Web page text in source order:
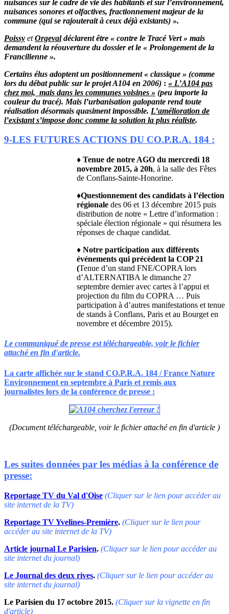
nuisances sur le cadre de vie des habitants et sur l’environnement,
nuisances sonores et olfactives, fractionnement majeur de la
commune (qui se rajouterait à ceux déjà existants) ».
Poissy et Orgevaldéclarent être « contre le Tracé Vert » mais
demandent la réouverture du dossier et le « Prolongement de la
Francilienne ».
Certains élus adoptent un positionnement « classique » (comme
lors du débat public sur le projet A104 en 2006) : « L’A104 pas
chez moi, mais dans les communes voisines » (peu importe la
couleur du tracé). Mais l’urbanisation galopante rend toute
réalisation désormais quasiment impossible. L’amélioration de
l’existant s’impose donc comme la solution la plus réaliste.
9-LES FUTURES ACTIONS DU CO.P.R.A. 184 :
♦ Tenue de notre AGO du mercredi 18
novembre 2015, à 20h, à la salle des Fêtes
de Conflans-Sainte-Honorine.
♦Questionnementdes candidats à l’élection
régionale des 06 et 13 décembre 2015 puis
distribution de notre « Lettre d’information :
spéciale élection régionale » qui résumera les
réponses de chaque candidat.
♦ Notre participation aux différents
événements qui précèdent la COP 21
(Tenue d’un stand FNE/COPRA lors
d’ALTERNATIBA le dimanche 27
septembre dernier avec cartes à l’appui et
projection du film du COPRA … Puis
participation à d’autres manifestations et tenue
de stands à Conflans, Paris et au Bourget en
novembre et décembre 2015).
Le communiqué de presse est téléchargeable, voir le fichier
attaché en fin d'article.
La carte affichée sur le stand CO.P.R.A. 184 / France Nature
Environnement en septembre à Paris et remis aux
journalistes lors de la conférence de presse :
(Document téléchargeable, voir le fichier attaché en fin d'article )
Les suites données par les médias à la conférence de
presse:
Reportage TV du Val d'Oise (Cliquer sur le lien pour accéder au
site internet de la TV)
Reportage TV Yvelines-Première. (Cliquer sur le lien pour
accéder au site internet de la TV)
Article journal Le Parisien. (Cliquer sur le lien pour accéder au
site internet du journal)
Le Journal des deux rives. (Cliquer sur le lien pour accéder au
site internet du journal)
Le Parisien du 17 octobre 2015. (Cliquer sur la vignette en fin
d'article)